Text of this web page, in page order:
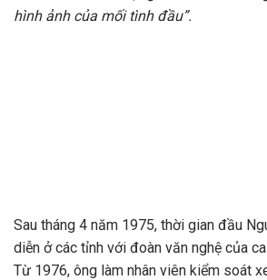
hình ảnh của mối tình đầu”.
Sau tháng 4 năm 1975, thời gian đầu
diễn ở các tỉnh với đoàn văn nghệ của
Từ 1976, ông làm nhân viên kiểm soát